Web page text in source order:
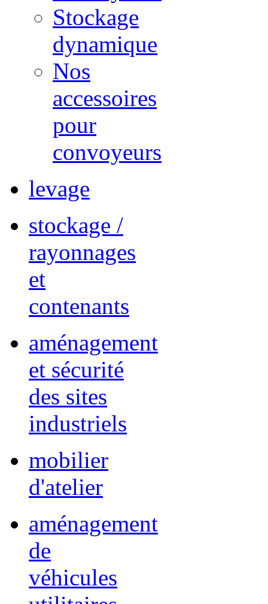
Stockage
dynamique
Nos
accessoires
pour
convoyeurs
levage
stockage /
rayonnages
et
contenants
aménagement
et sécurité
des sites
industriels
mobilier
d'atelier
aménagement
de
véhicules